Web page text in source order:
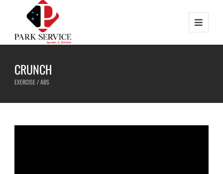
CRUNCH
EXERCISE / ABS